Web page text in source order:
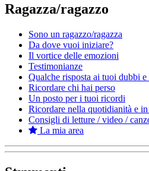
Ragazza/ragazzo
Sono un ragazzo/ragazza
Da dove vuoi iniziare?
Il vortice delle emozioni
Testimonianze
Qualche risposta ai tuoi dubbi e
Ricordare chi hai perso
Un posto per i tuoi ricordi
Ricordare nella quotidianità e
Consigli di letture / video /
La mia area